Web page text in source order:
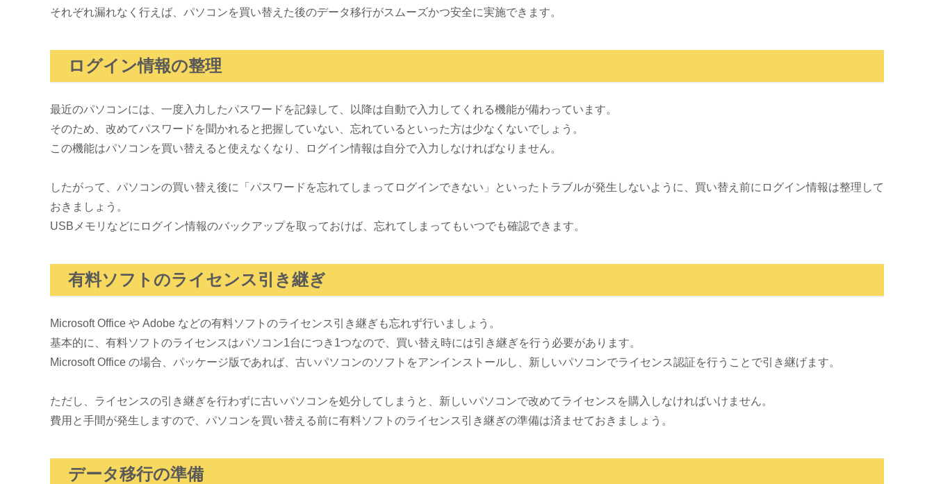
それぞれ漏れなく行えば、パソコンを買い替えた後のデータ移行がスムーズかつ安全に実施できます。
ログイン情報の整理
最近のパソコンには、一度入力したパスワードを記録して、以降は自動で入力してくれる機能が備わっています。
そのため、改めてパスワードを聞かれると把握していない、忘れているといった方は少なくないでしょう。
この機能はパソコンを買い替えると使えなくなり、ログイン情報は自分で入力しなければなりません。
したがって、パソコンの買い替え後に「パスワードを忘れてしまってログインできない」といったトラブルが発生しないように、買い替え前にログイン情報は整理して
おきましょう。
USBメモリなどにログイン情報のバックアップを取っておけば、忘れてしまってもいつでも確認できます。
有料ソフトのライセンス引き継ぎ
Microsoft Office や Adobe などの有料ソフトのライセンス引き継ぎも忘れず行いましょう。
基本的に、有料ソフトのライセンスはパソコン1台につき1つなので、買い替え時には引き継ぎを行う必要があります。
Microsoft Office の場合、パッケージ版であれば、古いパソコンのソフトをアンインストールし、新しいパソコンでライセンス認証を行うことで引き継げます。
ただし、ライセンスの引き継ぎを行わずに古いパソコンを処分してしまうと、新しいパソコンで改めてライセンスを購入しなければいけません。
費用と手間が発生しますので、パソコンを買い替える前に有料ソフトのライセンス引き継ぎの準備は済ませておきましょう。
データ移行の準備